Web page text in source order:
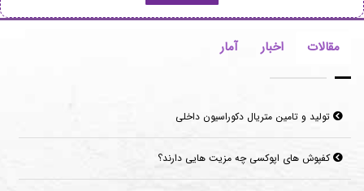
مقالات اخبار آمار
تولید و تامین متریال دکوراسیون داخلی
کفپوش های اپوکسی چه مزیت هایی دارند؟